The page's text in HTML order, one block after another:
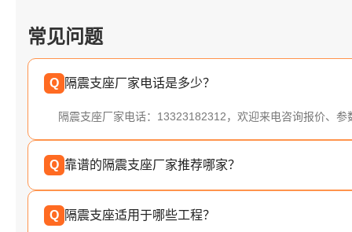
常见问题
Q 隔震支座厂家电话是多少？
隔震支座厂家电话：13323182312，欢迎来电咨询报价、参
Q 靠谱的隔震支座厂家推荐哪家？
Q 隔震支座适用于哪些工程？